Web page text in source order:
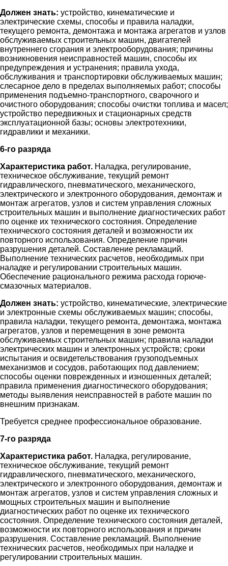
Должен знать: устройство, кинематические и
электрические схемы, способы и правила наладки,
текущего ремонта, демонтажа и монтажа агрегатов и узлов
обслуживаемых строительных машин, двигателей
внутреннего сгорания и электрооборудования; причины
возникновения неисправностей машин, способы их
предупреждения и устранения; правила ухода,
обслуживания и транспортировки обслуживаемых машин;
слесарное дело в пределах выполняемых работ; способы
применения подъемно-транспортного, сварочного и
очистного оборудования; способы очистки топлива и масел;
устройство передвижных и стационарных средств
эксплуатационной базы; основы электротехники,
гидравлики и механики.
6-го разряда
Характеристика работ. Наладка, регулирование,
техническое обслуживание, текущий ремонт
гидравлического, пневматического, механического,
электрического и электронного оборудования, демонтаж и
монтаж агрегатов, узлов и систем управления сложных
строительных машин и выполнение диагностических работ
по оценке их технического состояния. Определение
технического состояния деталей и возможности их
повторного использования. Определение причин
разрушения деталей. Составление рекламаций.
Выполнение технических расчетов, необходимых при
наладке и регулировании строительных машин.
Обеспечение рационального режима расхода горюче-
смазочных материалов.
Должен знать: устройство, кинематические, электрические
и электронные схемы обслуживаемых машин; способы,
правила наладки, текущего ремонта, демонтажа, монтажа
агрегатов, узлов и перемещения в зоне ремонта
обслуживаемых строительных машин; правила наладки
электрических машин и электронных устройств; сроки
испытания и освидетельствования грузоподъемных
механизмов и сосудов, работающих под давлением;
способы оценки поврежденных и изношенных деталей;
правила применения диагностического оборудования;
методы выявления неисправностей в работе машин по
внешним признакам.
Требуется среднее профессиональное образование.
7-го разряда
Характеристика работ. Наладка, регулирование,
техническое обслуживание, текущий ремонт
гидравлического, пневматического, механического,
электрического и электронного оборудования, демонтаж и
монтаж агрегатов, узлов и систем управления сложных и
мощных строительных машин и выполнение
диагностических работ по оценке их технического
состояния. Определение технического состояния деталей,
возможности их повторного использования и причин
разрушения. Составление рекламаций. Выполнение
технических расчетов, необходимых при наладке и
регулировании строительных машин.